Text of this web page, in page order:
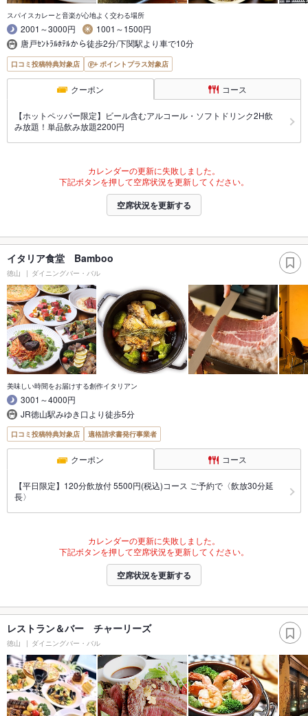
スパイスカレーと音楽が心地よく交わる場所
2001～3000円
1001～1500円
唐戸ｾﾝﾄﾗﾙﾎﾃﾙから徒歩2分/下関駅より車で10分
口コミ投稿特典対象店 ポイントプラス対象店
クーポン コース
【ホットペッパー限定】ビール含むアルコール・ソフトドリンク2H飲
み放題！単品飲み放題2200円
カレンダーの更新に失敗しました。
下記ボタンを押して空席状況を更新してください。
空席状況を更新する
イタリア食堂 Bamboo
徳山 ダイニングバー・バル
美味しい時間をお届けする創作イタリアン
3001～4000円
JR徳山駅みゆき口より徒歩5分
口コミ投稿特典対象店 適格請求書発行事業者
クーポン コース
【平日限定】120分飲放付 5500円(税込)コース ご予約で〈飲放30分延
長〉
カレンダーの更新に失敗しました。
下記ボタンを押して空席状況を更新してください。
空席状況を更新する
レストラン＆バー チャーリーズ
徳山 ダイニングバー・バル